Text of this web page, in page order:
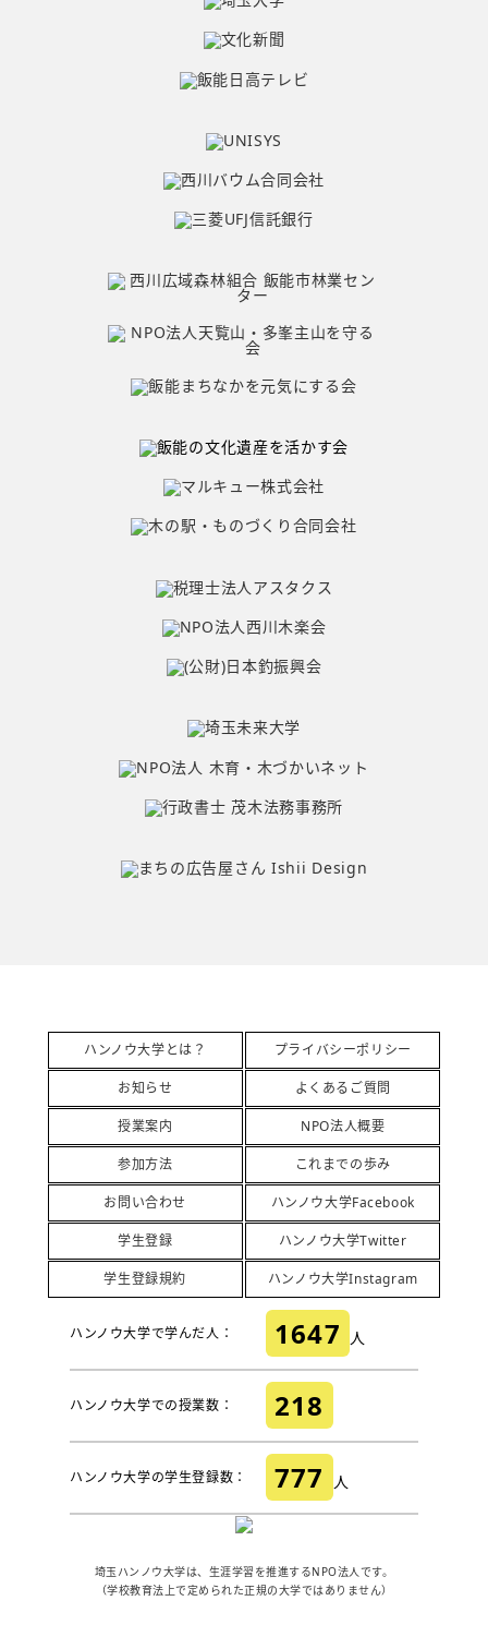
ハンノウ大学とは？
お知らせ
授業案内
参加方法
お問い合わせ
学生登録
学生登録規約
プライバシーポリシー
よくあるご質問
NPO法人概要
これまでの歩み
ハンノウ大学Facebook
ハンノウ大学Twitter
ハンノウ大学Instagram
ハンノウ大学で学んだ人： 1647 人
ハンノウ大学での授業数： 218
ハンノウ大学の学生登録数： 777 人
埼玉ハンノウ大学は、生涯学習を推進するNPO法人です。
（学校教育法上で定められた正規の大学ではありません）